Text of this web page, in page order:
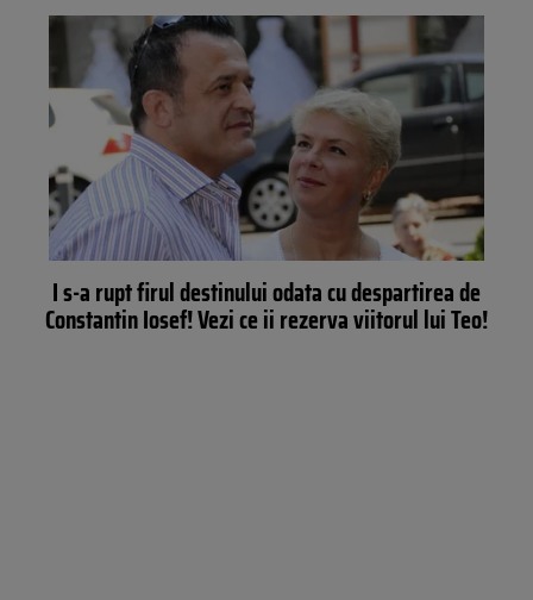
I s-a rupt firul destinului odata cu despartirea de
Constantin Iosef! Vezi ce ii rezerva viitorul lui Teo!